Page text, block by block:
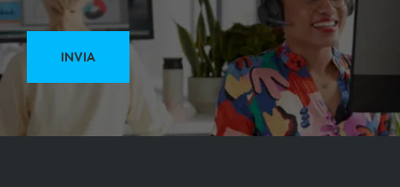
INVIA